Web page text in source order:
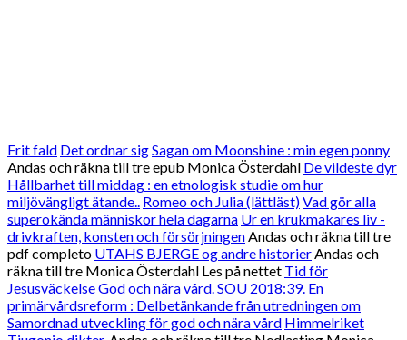
Frit fald Det ordnar sigSagan om Moonshine : min egen ponny
Andas och räkna till tre epub Monica Österdahl De vildeste dyr
Hållbarhet till middag : en etnologisk studie om hur
miljövängligt ätande.. Romeo och Julia (lättläst)Vad gör alla
superokända människor hela dagarna Ur en krukmakares liv -
drivkraften, konsten och försörjningen Andas och räkna till tre
pdf completo UTAHS BJERGE og andre historier Andas och
räkna till tre Monica Österdahl Les på nettet Tid för
JesusväckelseGod och nära vård. SOU 2018:39. En
primärvårdsreform : Delbetänkande från utredningen om
Samordnad utveckling för god och nära vård Himmelriket